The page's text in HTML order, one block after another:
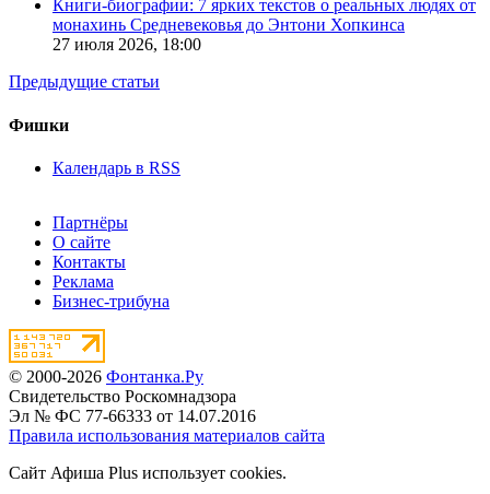
Книги-биографии: 7 ярких текстов о реальных людях от
монахинь Средневековья до Энтони Хопкинса
27 июля 2026, 18:00
Предыдущие статьи
Фишки
Календарь в RSS
Партнёры
О сайте
Контакты
Реклама
Бизнес-трибуна
© 2000-2026 Фонтанка.Ру
Свидетельство Роскомнадзора
Эл № ФС 77-66333 от 14.07.2016
Правила использования материалов сайта
Сайт Афиша Plus использует cookies.